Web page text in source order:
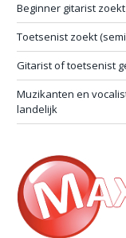
Beginner gitarist
Toetsenist zoekt
Gitarist of toetsenist
Muzikanten en
landelijk